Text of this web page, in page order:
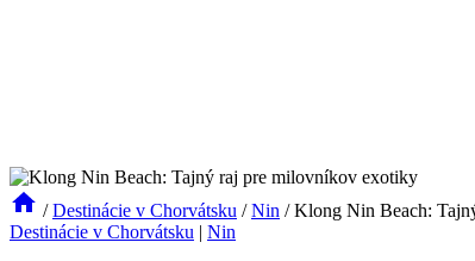
/ Destinácie v Chorvátsku / Nin / Klong Nin Beach:
Destinácie v Chorvátsku | Nin